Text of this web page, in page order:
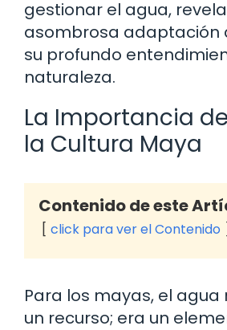
gestionar el agua,
asombrosa adaptación
su profundo
naturaleza.
La Importancia
la Cultura Maya
Contenido de este
click para ver el Contenido
Para los mayas, el agua
un recurso; era un